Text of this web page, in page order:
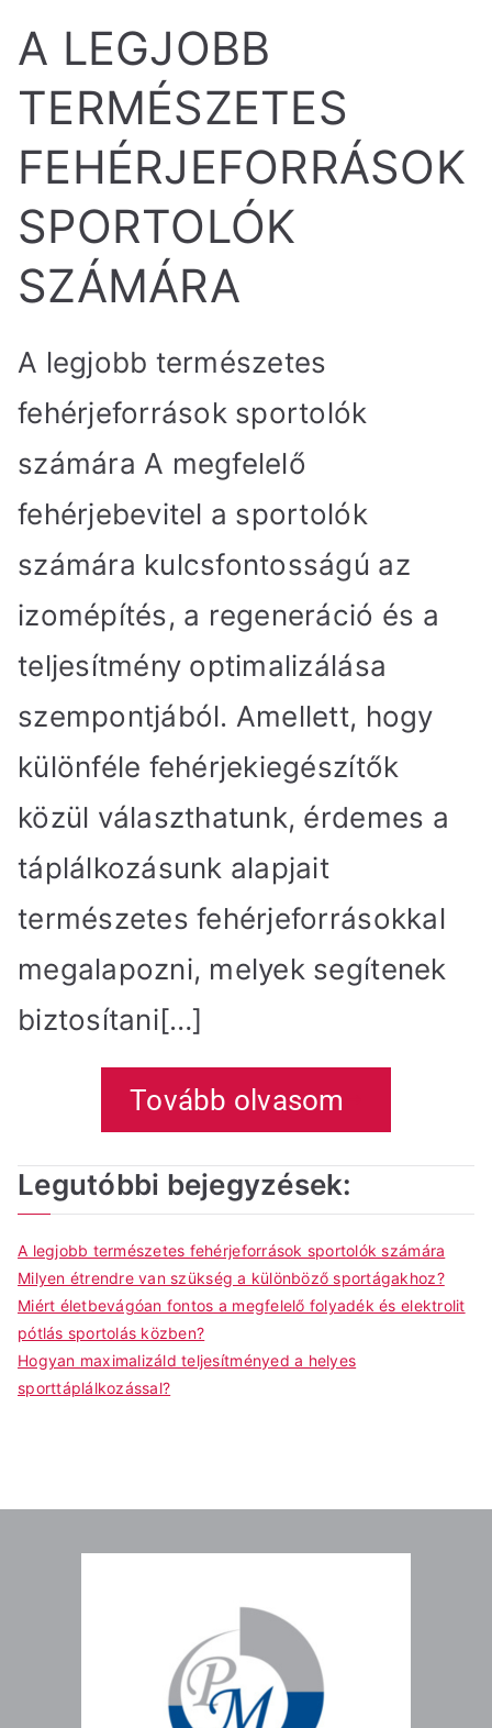
A LEGJOBB
TERMÉSZETES
FEHÉRJEFORRÁSOK
SPORTOLÓK
SZÁMÁRA
A legjobb természetes
fehérjeforrások sportolók
számára A megfelelő
fehérjebevitel a sportolók
számára kulcsfontosságú az
izomépítés, a regeneráció és a
teljesítmény optimalizálása
szempontjából. Amellett, hogy
különféle fehérjekiegészítők
közül választhatunk, érdemes a
táplálkozásunk alapjait
természetes fehérjeforrásokkal
megalapozni, melyek segítenek
biztosítani[…]
Tovább olvasom
Legutóbbi bejegyzések:
A legjobb természetes fehérjeforrások sportolók számára
Milyen étrendre van szükség a különböző sportágakhoz?
Miért életbevágóan fontos a megfelelő folyadék és elektrolit
pótlás sportolás közben?
Hogyan maximalizáld teljesítményed a helyes
sporttáplálkozással?